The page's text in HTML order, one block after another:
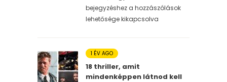
bejegyzéshez a hozzászólások
lehetősége kikapcsolva
1 ÉV AGO
18 thriller, amit
mindenképpen látnod kell